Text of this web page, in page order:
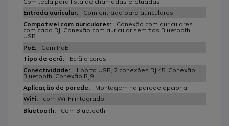
Com entrada para auriculares
Conexão com auriculares
com cabo RJ, Conexão com auricular sem fios Bluetooth,
USB
Com PoE
Ecrã a cores
1 porta USB, 2 conexões RJ 45, Conexão
Bluetooth, Conexão RJ9
Montagem na parede opcional
com Wi-Fi integrado
Com Bluetooth